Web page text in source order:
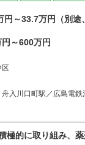
円～33.7万円（別途
円～600万円
区
入川口町駅／広島電
極的に取り組み、